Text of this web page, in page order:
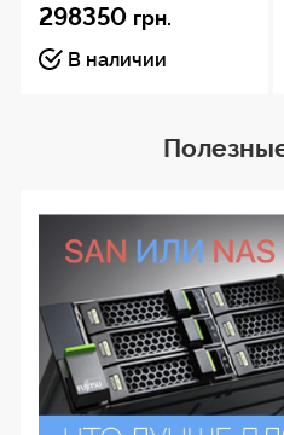
298350 грн.
В наличии